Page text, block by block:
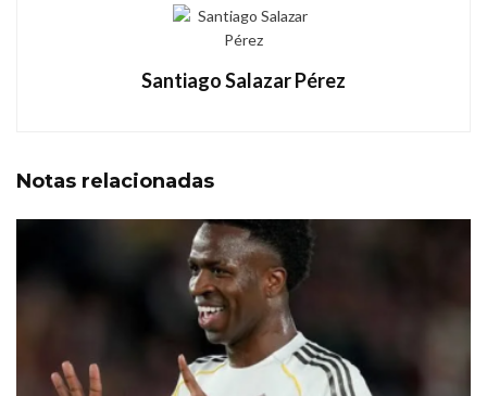
Santiago Salazar Pérez
Notas relacionadas